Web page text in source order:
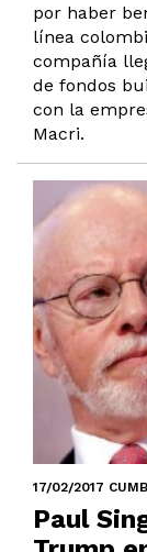
por haber
línea
compañía
de fondos
con la
Macri.
17/02/2017
Paul